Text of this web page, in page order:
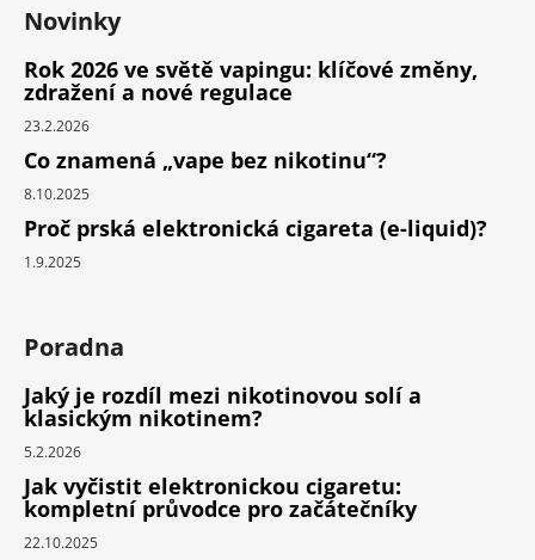
Novinky
Rok 2026 ve světě vapingu: klíčové změny,
zdražení a nové regulace
23.2.2026
Co znamená „vape bez nikotinu“?
8.10.2025
Proč prská elektronická cigareta (e-liquid)?
1.9.2025
Poradna
Jaký je rozdíl mezi nikotinovou solí a
klasickým nikotinem?
5.2.2026
Jak vyčistit elektronickou cigaretu:
kompletní průvodce pro začátečníky
22.10.2025